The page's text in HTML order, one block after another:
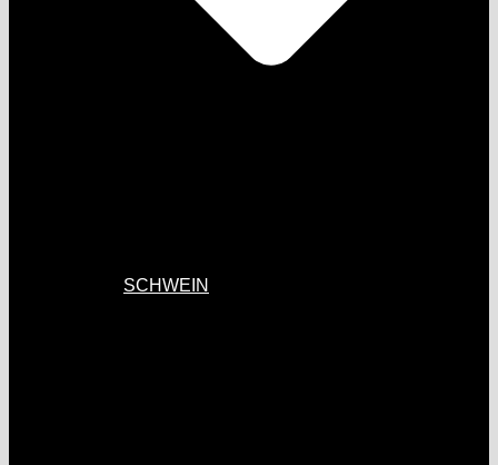
SCHWEIN